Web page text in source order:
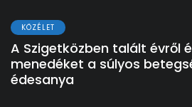
KÖZÉLET
A Szigetközben talált évről
menedéket a súlyos
édesanya